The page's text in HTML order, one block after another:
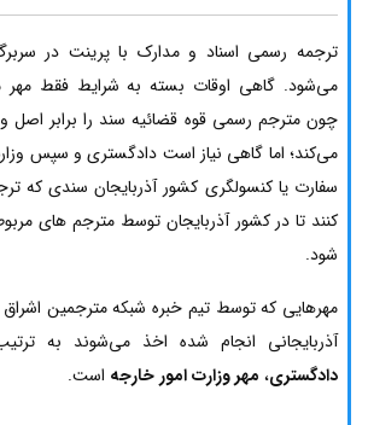
ترجمه رسمی اسناد و مدارک با پرینت در
می‌شود. گاهی اوقات بسته به شرایط فقط مهر
چون مترجم رسمی قوه قضائیه سند را برابر اصل
می‌کند؛ اما گاهی نیاز است دادگستری و سپس
سفارت یا کنسولگری کشور آذربایجان سندی که
کنند تا در کشور آذربایجان توسط مترجم های
شود.
مهرهایی که توسط تیم خبره شبکه مترجمین
آذربایجانی انجام شده اخذ می‌شوند به
دادگستری، مهر وزارت امور خارجه است.